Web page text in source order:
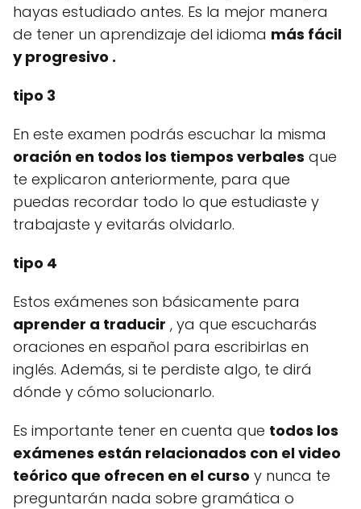
hayas estudiado antes. Es la mejor manera
de tener un aprendizaje del idioma más fácil
y progresivo .
tipo 3
En este examen podrás escuchar la misma
oración en todos los tiempos verbales que
te explicaron anteriormente, para que
puedas recordar todo lo que estudiaste y
trabajaste y evitarás olvidarlo.
tipo 4
Estos exámenes son básicamente para
aprender a traducir , ya que escucharás
oraciones en español para escribirlas en
inglés. Además, si te perdiste algo, te dirá
dónde y cómo solucionarlo.
Es importante tener en cuenta que todos los
exámenes están relacionados con el video
teórico que ofrecen en el curso y nunca te
preguntarán nada sobre gramática o